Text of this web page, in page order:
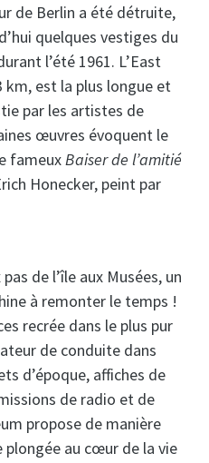
de Berlin a été détruite,
quelques vestiges du
l’été 1961. L’East
km, est la plus longue et
par les artistes de
œuvres évoquent le
fameuxBaiser de l’amitié
Honecker, peint par
de l’île aux Musées, un
à remonter le temps !
recrée dans le plus pur
de conduite dans
d’époque, affiches de
de radio et de
propose de manière
au cœur de la vie